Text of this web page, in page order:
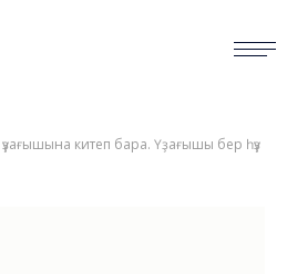
ОПРОС китеп бара. Үҙағышы бер һүҙ